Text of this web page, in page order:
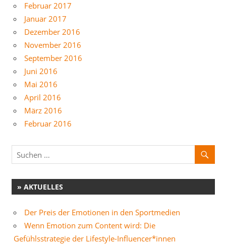
Februar 2017
Januar 2017
Dezember 2016
November 2016
September 2016
Juni 2016
Mai 2016
April 2016
März 2016
Februar 2016
» AKTUELLES
Der Preis der Emotionen in den Sportmedien
Wenn Emotion zum Content wird: Die
Gefühlsstrategie der Lifestyle-Influencer*innen